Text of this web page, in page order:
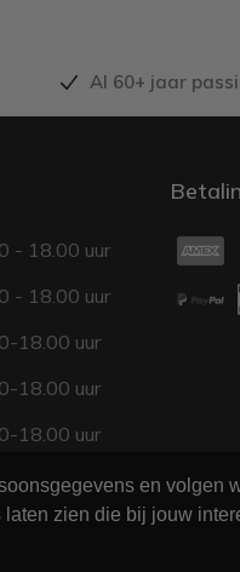
en volgen
zien die bij jouw
Al 60+ jaar
- 18.00 uur
- 18.00 uur
18.00 uur
18.00 uur
18.00 uur
- 17.00 uur